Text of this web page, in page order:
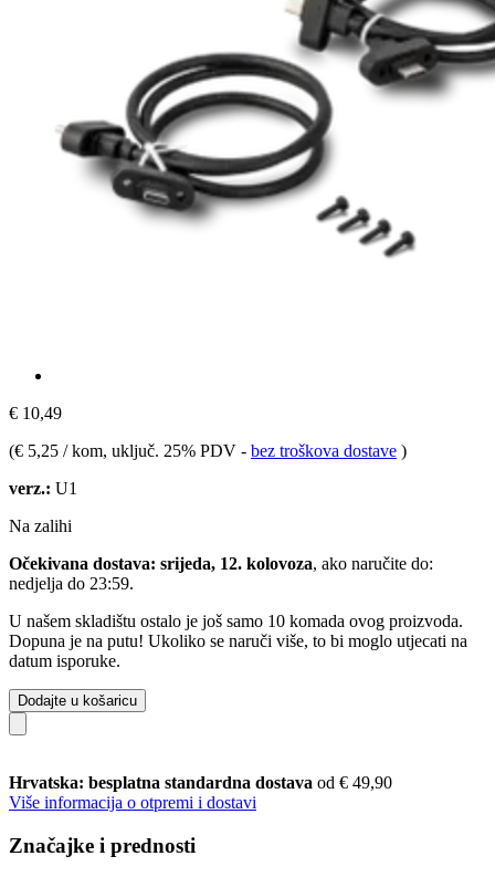
€ 10,49
(€ 5,25 / kom, uključ. 25% PDV - bez troškova dostave )
verz.: U1
Na zalihi
Očekivana dostava: srijeda, 12. kolovoza, ako naručite do:
nedjelja do 23:59.
U našem skladištu ostalo je još samo 10 komada ovog proizvoda.
Dopuna je na putu! Ukoliko se naruči više, to bi moglo utjecati na
datum isporuke.
Dodajte u košaricu
Hrvatska: besplatna standardna dostava od € 49,90
Više informacija o otpremi i dostavi
Značajke i prednosti